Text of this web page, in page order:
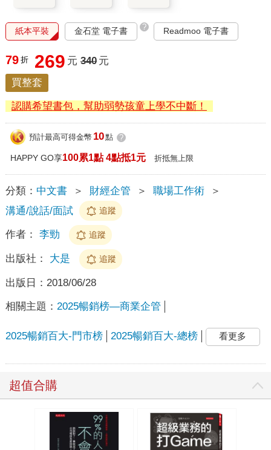
紙本平裝 金石堂 電子書 ? Readmoo 電子書
79 折 269 元 340 元
買整套
認購希望書包，幫助弱勢孩童上學不中斷！
預計最高可得金幣 10點 ?
HAPPY GO享100累1點 4點抵1元 折抵無上限
分類： 中文書 ＞ 財經企管 ＞ 職場工作術
＞
溝通/說話/面試
追蹤
作者： 李勁 追蹤
出版社： 大是 追蹤
出版日： 2018/06/28
相關主題： 2025暢銷榜—商業企管
2025暢銷百大-門市榜 2025暢銷百大-總榜 看更多
超值合購